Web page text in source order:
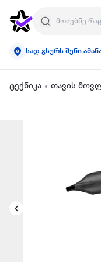
სად გსურს შენი
ტექნიკა თავის